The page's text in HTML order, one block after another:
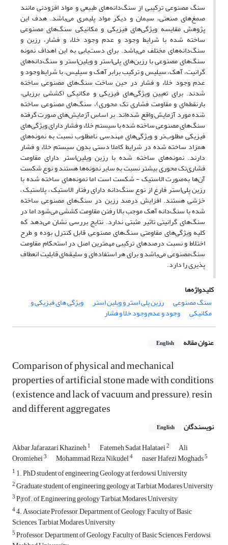
سنگ مصنوعی ترکیبی از سنگ‌دانه‌های طبیعی و مواد افزودنی مانند
صمغ‌های صنعتی، سیمان و دیگر مواد پلیمری می‌باشد. هدف این
پژوهش مقایسه ویژگی‌های فیزیکی و مکانیکی سنگ‌های مصنوعی
ساخته شده با شرایط وجود و عدم وجود خلاء و فشار، رزین و
سنگ‌دانه‌های مختلف می‌باشد. برای دست‌یابی به این اهداف نمونه
سنگ‌های مصنوعی با رزین‌های پلی‌استر و ویلین‌استر و سنگ‌دانه‌های
گرانیت، آهک، سیلیس و ترکیب برابر آهک و سیلیس، با شرایط وجود و
عدم وجود خلاء و فشار در حین ساخت سنگ‌های مصنوعی ساخته
شدند. برای تعیین ویژگی‌های فیزیکی و مکانیکی (کششی برزیلی،
بارنقطه‌ای و مقاومت فشاری تک محوری)، سنگ‌های مصنوعی ساخته
شده مورد آزمایش واقع شده‌اند. بر اساس آزمایش‌های صورت گرفته
سنگ‌های مصنوعی ساخته شده با سیستم خلاء و فشار دارای ویژگی‌های
فیزیکی مطلوب‌تر و ویژگی‌های مهندسی نامطلوب نسبت به نمونه‌های
همزاد ساخته شده در شرایط کاملا دستی بدون سیستم خلاء و فشار
دارند. نمونه‌های ساخته شده با رزین ویلین‌استر دارای مقاومت
فشاری‌تک محوری بیشتر نسبت به سایر نمونه‌ها هستند و نوع شکست
آن‌ها به‌صورت الاستیک - شکست است اما نمونه‌های ساخته شده با
رزین پلی‌استر فارغ از نوع سنگ‌دانه دارای رفتار الاستیک – پلاستیک –
خزشی هستند. افزایش درصد رزین در سنگ‌های مصنوعی ساخته
شده با سنگ‌دانه آهک موجب بالا رفتن مقاومت کششی می‌شود اما در
سنگ‌های گرانیتی تاثیر مثبتی ندارد. نتایج بررسی نشان می‌دهد که
کلیه ویژگی‌های مقاومتی سنگ‌های مصنوعی قابل کنترل بوده و طرح
اختلاط و نسبت درصدهای ترکیبی مهمترین اصل در استحکام مقاومت
سنگ‌مصنوعی می‌باشد و برای هر استفاده‌ای و سلیقه‌ای قابلیت انعطاف
پذیری را دارد.
کلیدواژه‌ها
سنگ مصنوعی
رزین پلی استر و ویلین استر ویژگی های فیزیکی و
مکانیکی وجود و عدم وجود خلا و فشار
عنوان مقاله English
Comparison of physical and mechanical
properties of artificial stone made with conditions
(existence and lack of vacuum and pressure), resin
and different aggregates
نویسندگان English
Akbar Jafarazari Khazineh1 Fatemeh Sadat Halataei2 Ali
Oromiehei3 Mohammad Reza Nikudel4 naser Hafezi Moghads5
1 1. PhD student of engineering Geology at ferdowsi University
2Graduate student of engineering geology at Tarbiat Modares University
3P{rof. of Engineering geology Tarbiat Modares University
44. Associate Professor, Department of Geology, Faculty of Basic
Sciences, Tarbiat Modares University
5Professor, Department of Geology, Faculty of Basic Sciences, Ferdowsi